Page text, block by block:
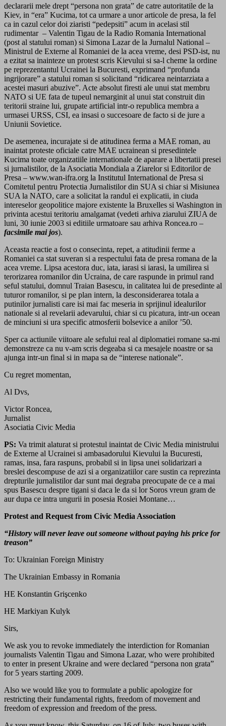
declararii mele drept “persona non grata” de catre autoritatile de la
Kiev, in “era” Kucima, tot ca urmare a unor articole de presa, la fel
ca in cazul celor doi ziaristi “pedepsiti” acum in acelasi stil
rudimentar – Valentin Tigau de la Radio Romania International
(post al statului roman) si Simona Lazar de la Jurnalul National –
Ministrul de Externe al Romaniei de la acea vreme, desi PSD-ist, nu
a ezitat sa inainteze un protest scris Kievului si sa-l cheme la ordine
pe reprezentantul Ucrainei la Bucuresti, exprimand “profunda
ingrijorare” a statului roman si solicitand “ridicarea neintarziata a
acestei masuri abuzive”. Acte absolut firesti ale unui stat membru
NATO si UE fata de tupeul nemarginit al unui stat construit din
teritorii straine lui, grupate artificial intr-o republica membra a
urmasei URSS, CSI, ea insasi o succesoare de facto si de jure a
Uniunii Sovietice.
De asemenea, incurajate si de atitudinea ferma a MAE roman, au
inaintat proteste oficiale catre MAE ucrainean si presedintele
Kucima toate organizatiile internationale de aparare a libertatii presei
si jurnalistilor, de la Asociatia Mondiala a Ziarelor si Editorilor de
Presa – www.wan-ifra.org la Institutul International de Presa si
Comitetul pentru Protectia Jurnalistilor din SUA si chiar si Misiunea
SUA la NATO, care a solicitat la randul ei explicatii, in ciuda
intereselor geopolitice majore existente la Bruxelles si Washington in
privinta acestui teritoriu amalgamat (vedeti arhiva ziarului ZIUA de
luni, 30 iunie 2003 si editiile urmatoare sau arhiva Roncea.ro –
facsimile mai jos).
Aceasta reactie a fost o consecinta, repet, a atitudinii ferme a
Romaniei ca stat suveran si a respectului fata de presa romana de la
acea vreme. Lipsa acestora duc, iata, iarasi si iarasi, la umilirea si
terorizarea romanilor din Ucraina, de care raspunde in primul rand
seful statului, domnul Traian Basescu, in calitatea lui de presedinte al
tuturor romanilor, si pe plan intern, la desconsiderarea totala a
putinilor jurnalisti care isi mai fac meseria in sprijinul idealurilor
nationale si al revelarii adevarului, chiar si cu picatura, intr-un ocean
de minciuni si ura specific atmosferii bolsevice a anilor ’50.
Sper ca actiunile viitoare ale sefului real al diplomatiei romane sa-mi
demonstreze ca nu v-am scris degeaba si ca mesajele noastre or sa
ajunga intr-un final si in mapa sa de “interese nationale”.
Cu regret momentan,
Al Dvs,
Victor Roncea,
Jurnalist
Asociatia Civic Media
PS: Va trimit alaturat si protestul inaintat de Civic Media ministrului
de Externe al Ucrainei si ambasadorului Kievului la Bucuresti,
ramas, insa, fara raspuns, probabil si in lipsa unei solidarizari a
breslei descompuse de azi si a organizatiilor care sustin ca reprezinta
drepturile jurnalistilor dar sunt mai degraba preocupate de ce a mai
spus Basescu despre tigani si daca le da si lor Soros vreun gram de
aur dupa ce intra ungurii in posesia Rosiei Montane…
Protest and Request from Civic Media Association
“History will never leave out someone without paying his price for
treason”
To: Ukrainian Foreign Ministry
The Ukrainian Embassy in Romania
HE Konstantin Grişcenko
HE Markiyan Kulyk
Sirs,
We ask you to revoke immediately the interdiction for Romanian
journalists Valentin Tigau and Simona Lazar, who were prohibited
to enter in present Ukraine and were declared “persona non grata”
for 5 years starting 2009.
Also we would like you to formulate a public apologize for
restricting their fundamental rights, freedom of movement and
freedom of expression and freedom of the press.